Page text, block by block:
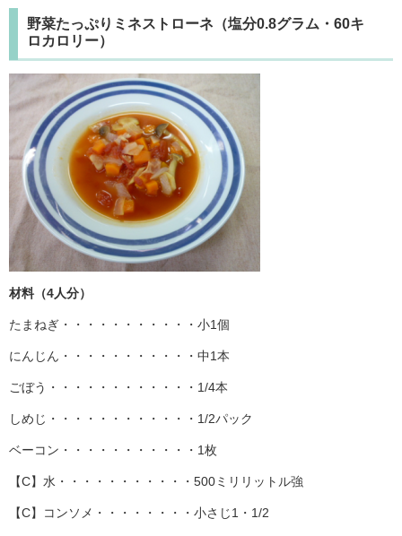
野菜たっぷりミネストローネ（塩分0.8グラム・60キ
ロカロリー）
材料（4人分）
たまねぎ・・・・・・・・・・・小1個
にんじん・・・・・・・・・・・中1本
ごぼう・・・・・・・・・・・・1/4本
しめじ・・・・・・・・・・・・1/2パック
ベーコン・・・・・・・・・・・1枚
【C】水・・・・・・・・・・・500ミリリットル強
【C】コンソメ・・・・・・・・小さじ1・1/2